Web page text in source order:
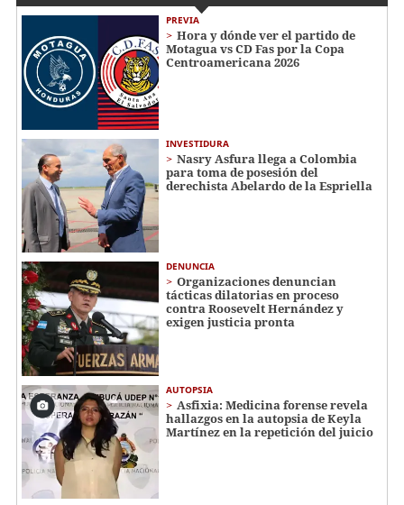
PREVIA
Hora y dónde ver el partido de
Motagua vs CD Fas por la Copa
Centroamericana 2026
INVESTIDURA
Nasry Asfura llega a Colombia
para toma de posesión del
derechista Abelardo de la Espriella
DENUNCIA
Organizaciones denuncian
tácticas dilatorias en proceso
contra Roosevelt Hernández y
exigen justicia pronta
AUTOPSIA
Asfixia: Medicina forense revela
hallazgos en la autopsia de Keyla
Martínez en la repetición del juicio